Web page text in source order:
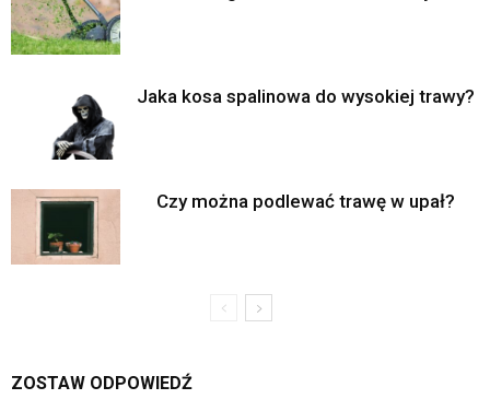
Jaka kosa spalinowa do wysokiej trawy?
Czy można podlewać trawę w upał?
ZOSTAW ODPOWIEDŹ